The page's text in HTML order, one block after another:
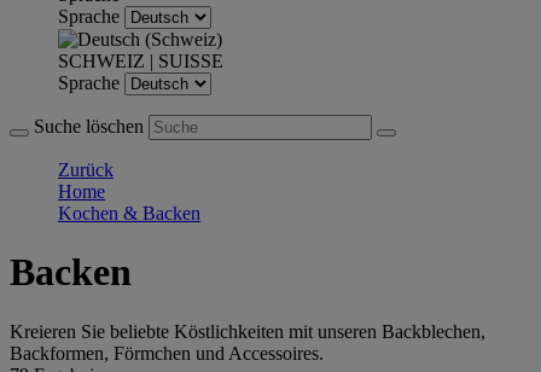
Sprache
SCHWEIZ | SUISSE
Sprache
Suche löschen
Zurück
Home
Kochen & Backen
Backen
Kreieren Sie beliebte Köstlichkeiten mit unseren Backblechen,
Backformen, Förmchen und Accessoires.